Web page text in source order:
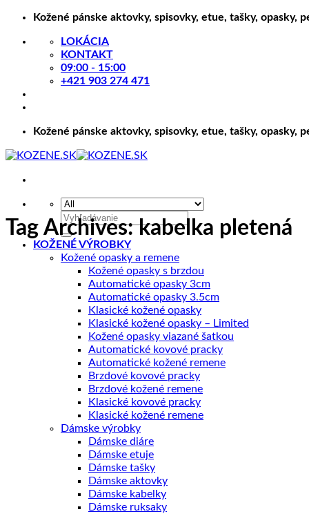
Skip
content
Kožené pánske aktovky, spisovky, etue, tašky, opasky,
LOKÁCIA
KONTAKT
09:00 - 15:00
+421 903 274 471
Kožené pánske aktovky, spisovky, etue, tašky, opasky,
Hľadať:
KOŽENÉ VÝROBKY
Kožené opasky a remene
Kožené opasky s brzdou
Automatické opasky 3cm
Automatické opasky 3.5cm
Klasické kožené opasky
Klasické kožené opasky – Limited
Kožené opasky viazané šatkou
Automatické kovové pracky
Automatické kožené remene
Brzdové kovové pracky
Brzdové kožené remene
Klasické kovové pracky
Klasické kožené remene
Dámske výrobky
Dámske diáre
Dámske etuje
Dámske tašky
Dámske aktovky
Dámske kabelky
Dámske ruksaky
Tag Archives:kabelka pletená